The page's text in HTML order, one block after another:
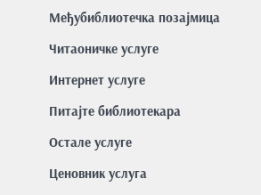
Међубиблиотечка позајмица
Читаоничке услуге
Интернет услуге
Питајте библиотекара
Остале услуге
Ценовник услуга